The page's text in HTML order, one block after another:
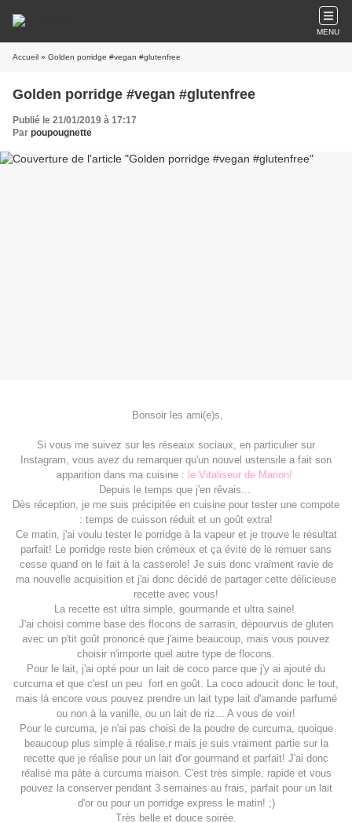
MENU
Accueil » Golden porridge #vegan #glutenfree
Golden porridge #vegan #glutenfree
Publié le 21/01/2019 à 17:17
Par poupougnette
Bonsoir les ami(e)s,
Si vous me suivez sur les réseaux sociaux, en particulier sur
Instagram, vous avez du remarquer qu'un nouvel ustensile a fait son
apparition dans ma cuisine : le Vitaliseur de Marion!
Depuis le temps que j'en rêvais...
Dès réception, je me suis précipitée en cuisine pour tester une compote
: temps de cuisson réduit et un goût extra!
Ce matin, j'ai voulu tester le porridge à la vapeur et je trouve le résultat
parfait! Le porridge reste bien crémeux et ça évite de le remuer sans
cesse quand on le fait à la casserole! Je suis donc vraiment ravie de
ma nouvelle acquisition et j'ai donc décidé de partager cette délicieuse
recette avec vous!
La recette est ultra simple, gourmande et ultra saine!
J'ai choisi comme base des flocons de sarrasin, dépourvus de gluten
avec un p'tit goût prononcé que j'aime beaucoup, mais vous pouvez
choisir n'importe quel autre type de flocons.
Pour le lait, j'ai opté pour un lait de coco parce que j'y ai ajouté du
curcuma et que c'est un peu fort en goût. La coco adoucit donc le tout,
mais là encore vous pouvez prendre un lait type lait d'amande parfumé
ou non à la vanille, ou un lait de riz... A vous de voir!
Pour le curcuma, je n'ai pas choisi de la poudre de curcuma, quoique
beaucoup plus simple à réalise,r mais je suis vraiment partie sur la
recette que je réalise pour un lait d'or gourmand et parfait! J'ai donc
réalisé ma pâte à curcuma maison. C'est très simple, rapide et vous
pouvez la conserver pendant 3 semaines au frais, parfait pour un lait
d'or ou pour un porridge express le matin! ;)
Très belle et douce soirée.